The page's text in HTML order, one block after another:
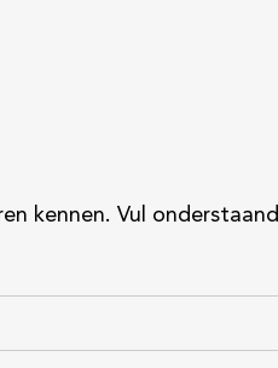
kennen. Vul onderstaand